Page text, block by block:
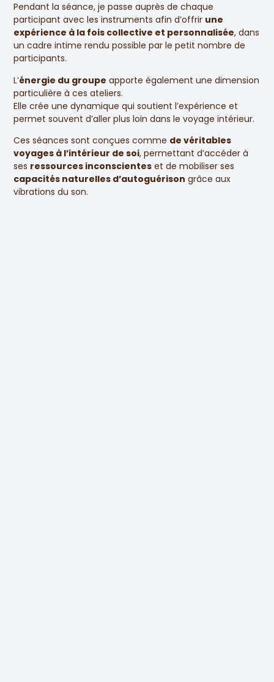
Pendant la séance, je passe auprès de chaque
participant avec les instruments afin d’offrir une
expérience à la fois collective et personnalisée, dans
un cadre intime rendu possible par le petit nombre de
participants.
L’énergie du groupe apporte également une dimension
particulière à ces ateliers.
Elle crée une dynamique qui soutient l’expérience et
permet souvent d’aller plus loin dans le voyage intérieur.
Ces séances sont conçues comme de véritables
voyages à l’intérieur de soi, permettant d’accéder à
ses ressources inconscientes et de mobiliser ses
capacités naturelles d’autoguérison grâce aux
vibrations du son.